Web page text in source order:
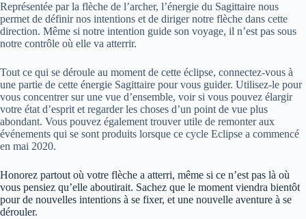
Représentée par la flèche de l’archer, l’énergie du Sagittaire nous
permet de définir nos intentions et de diriger notre flèche dans cette
direction. Même si notre intention guide son voyage, il n’est pas sous
notre contrôle où elle va atterrir.
Tout ce qui se déroule au moment de cette éclipse, connectez-vous à
une partie de cette énergie Sagittaire pour vous guider. Utilisez-le pour
vous concentrer sur une vue d’ensemble, voir si vous pouvez élargir
votre état d’esprit et regarder les choses d’un point de vue plus
abondant. Vous pouvez également trouver utile de remonter aux
événements qui se sont produits lorsque ce cycle Eclipse a commencé
en mai 2020.
Honorez partout où votre flèche a atterri, même si ce n’est pas là où
vous pensiez qu’elle aboutirait. Sachez que le moment viendra bientôt
pour de nouvelles intentions à se fixer, et une nouvelle aventure à se
dérouler.